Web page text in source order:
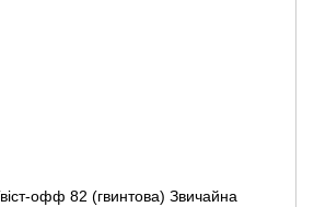
офф 82 (гвинтова) Звичайна